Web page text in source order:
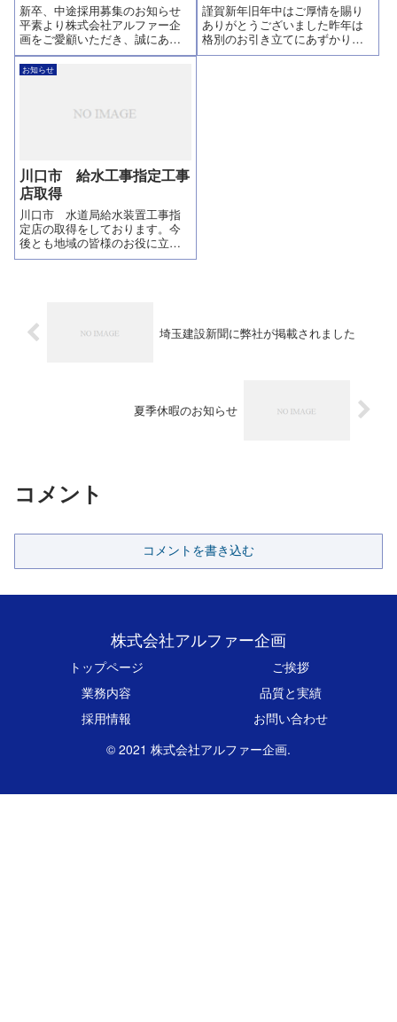
新卒、中途採用募集のお知らせ
平素より株式会社アルファー企
画をご愛顧いただき、誠にあり
がとうございます。ホームペー
ジのリニューアルに伴い、採用
情報も一新いたしました。ご興
報からお問い合わせください。
採用情報ページ
謹賀新年旧年中はご厚情を賜り
ありがとうございました昨年は
格別のお引き立てにあずかりま
して大変ありがとうございまし
お知らせ
川口市 給水工事指定工事
店取得
川口市 水道局給水装置工事指
定店の取得をしております。今
後とも地域の皆様のお役に立て
るよう努力して参ります。川口
埼玉建設新聞に弊社が掲載されました
夏季休暇のお知らせ
コメント
コメントを書き込む
株式会社アルファー企画
トップページ
ご挨拶
業務内容
品質と実績
採用情報
お問い合わせ
© 2021 株式会社アルファー企画.